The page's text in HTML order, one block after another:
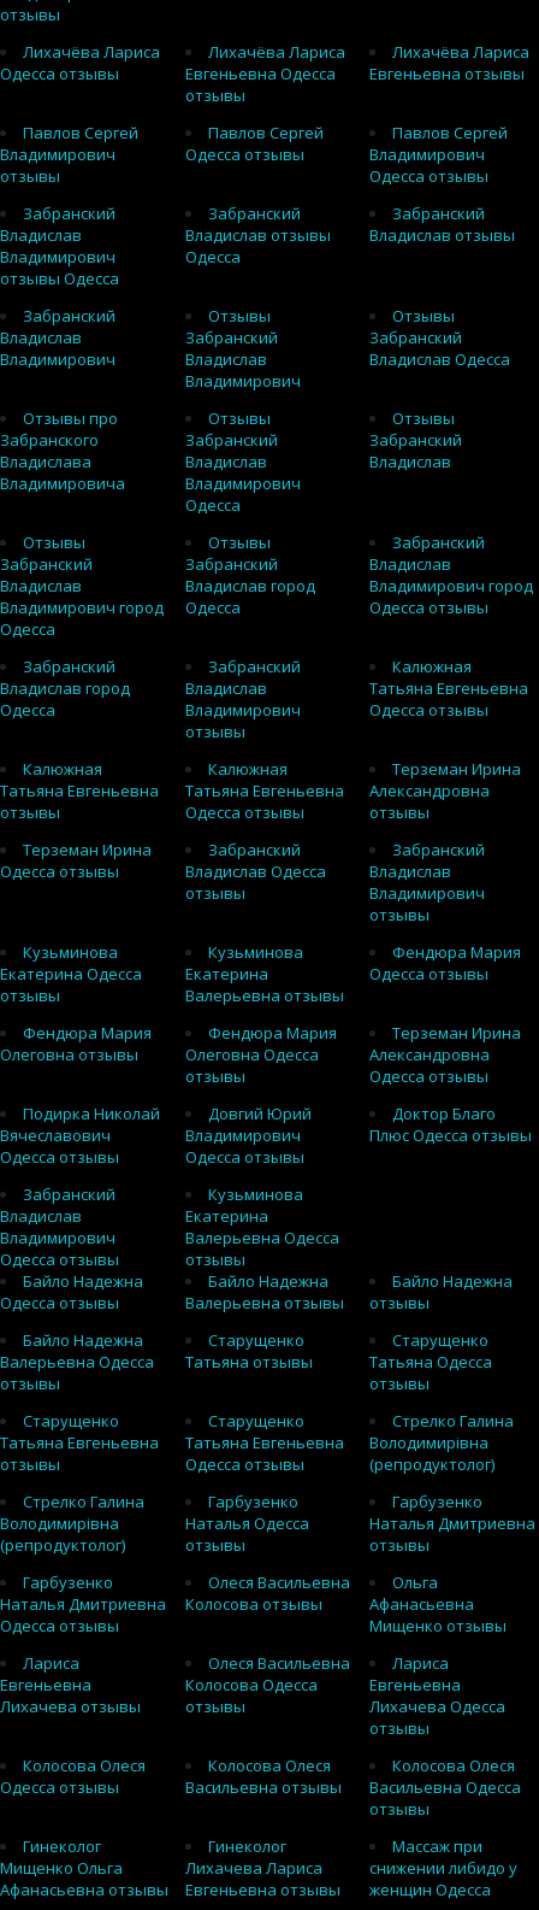
отзывы
Лихачёва Лариса
Одесса отзывы
Лихачёва Лариса
Евгеньевна Одесса
отзывы
Лихачёва Лариса
Евгеньевна отзывы
Павлов Сергей
Владимирович
отзывы
Павлов Сергей
Одесса отзывы
Павлов Сергей
Владимирович
Одесса отзывы
Забранский
Владислав
Владимирович
отзывы Одесса
Забранский
Владислав отзывы
Одесса
Забранский
Владислав отзывы
Забранский
Владислав
Владимирович
Отзывы
Забранский
Владислав
Владимирович
Отзывы
Забранский
Владислав Одесса
Отзывы про
Забранского
Владислава
Владимировича
Отзывы
Забранский
Владислав
Владимирович
Одесса
Отзывы
Забранский
Владислав
Отзывы
Забранский
Владислав
Владимирович город
Одесса
Отзывы
Забранский
Владислав город
Одесса
Забранский
Владислав
Владимирович город
Одесса отзывы
Забранский
Владислав город
Одесса
Забранский
Владислав
Владимирович
отзывы
Калюжная
Татьяна Евгеньевна
Одесса отзывы
Калюжная
Татьяна Евгеньевна
отзывы
Калюжная
Татьяна Евгеньевна
Одесса отзывы
Терземан Ирина
Александровна
отзывы
Терземан Ирина
Одесса отзывы
Забранский
Владислав Одесса
отзывы
Забранский
Владислав
Владимирович
отзывы
Кузьминова
Екатерина Одесса
отзывы
Кузьминова
Екатерина
Валерьевна отзывы
Фендюра Мария
Одесса отзывы
Фендюра Мария
Олеговна отзывы
Фендюра Мария
Олеговна Одесса
отзывы
Терземан Ирина
Александровна
Одесса отзывы
Подирка Николай
Вячеславович
Одесса отзывы
Довгий Юрий
Владимирович
Одесса отзывы
Доктор Благо
Плюс Одесса отзывы
Забранский
Владислав
Владимирович
Одесса отзывы
Кузьминова
Екатерина
Валерьевна Одесса
отзывы
Байло Надежна
Одесса отзывы
Байло Надежна
Валерьевна отзывы
Байло Надежна
отзывы
Байло Надежна
Валерьевна Одесса
отзывы
Старущенко
Татьяна отзывы
Старущенко
Татьяна Одесса
отзывы
Старущенко
Татьяна Евгеньевна
отзывы
Старущенко
Татьяна Евгеньевна
Одесса отзывы
Стрелко Галина
Володимирівна
(репродуктолог)
Стрелко Галина
Володимирівна
(репродуктолог)
Гарбузенко
Наталья Одесса
отзывы
Гарбузенко
Наталья Дмитриевна
отзывы
Гарбузенко
Наталья Дмитриевна
Одесса отзывы
Олеся Васильевна
Колосова отзывы
Ольга
Афанасьевна
Мищенко отзывы
Лариса
Евгеньевна
Лихачева отзывы
Олеся Васильевна
Колосова Одесса
отзывы
Лариса
Евгеньевна
Лихачева Одесса
отзывы
Колосова Олеся
Одесса отзывы
Колосова Олеся
Васильевна отзывы
Колосова Олеся
Васильевна Одесса
отзывы
Гинеколог
Мищенко Ольга
Афанасьевна отзывы
Гинеколог
Лихачева Лариса
Евгеньевна отзывы
Массаж при
снижении либидо у
женщин Одесса